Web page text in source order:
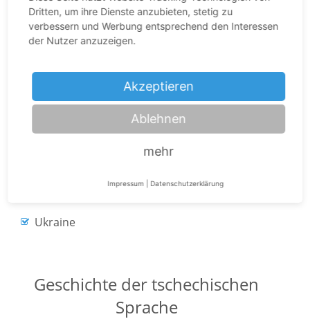
Bosnien und Herzegowina
Kroatien
Ukraine
Geschichte der tschechischen
Sprache
Dritten, um ihre Dienste anzubieten, stetig zu
verbessern und Werbung entsprechend den Interessen
der Nutzer anzuzeigen.
Akzeptieren
Ablehnen
mehr
Impressum Datenschutzerklärung